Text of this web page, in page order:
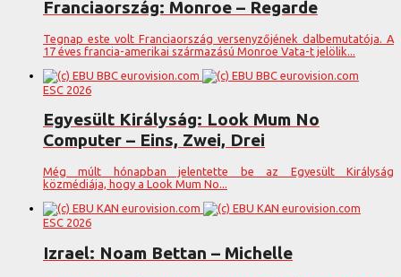
Franciaország: Monroe – Regarde
Tegnap este volt Franciaország versenyzőjének dalbemutatója. A
17 éves francia-amerikai származású Monroe Vata-t jelölik...
ESC 2026
Egyesült Királyság: Look Mum No
Computer – Eins, Zwei, Drei
Még múlt hónapban jelentette be az Egyesült Királyság
közmédiája, hogy a Look Mum No...
ESC 2026
Izrael: Noam Bettan – Michelle